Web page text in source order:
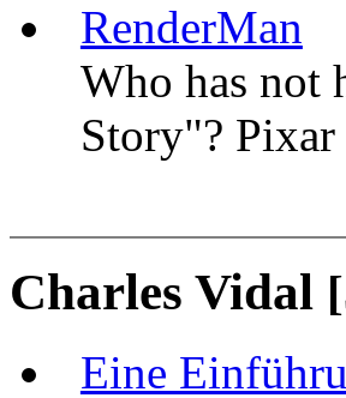
RenderMan
Who has not
Story"?
Charles Vidal
Eine